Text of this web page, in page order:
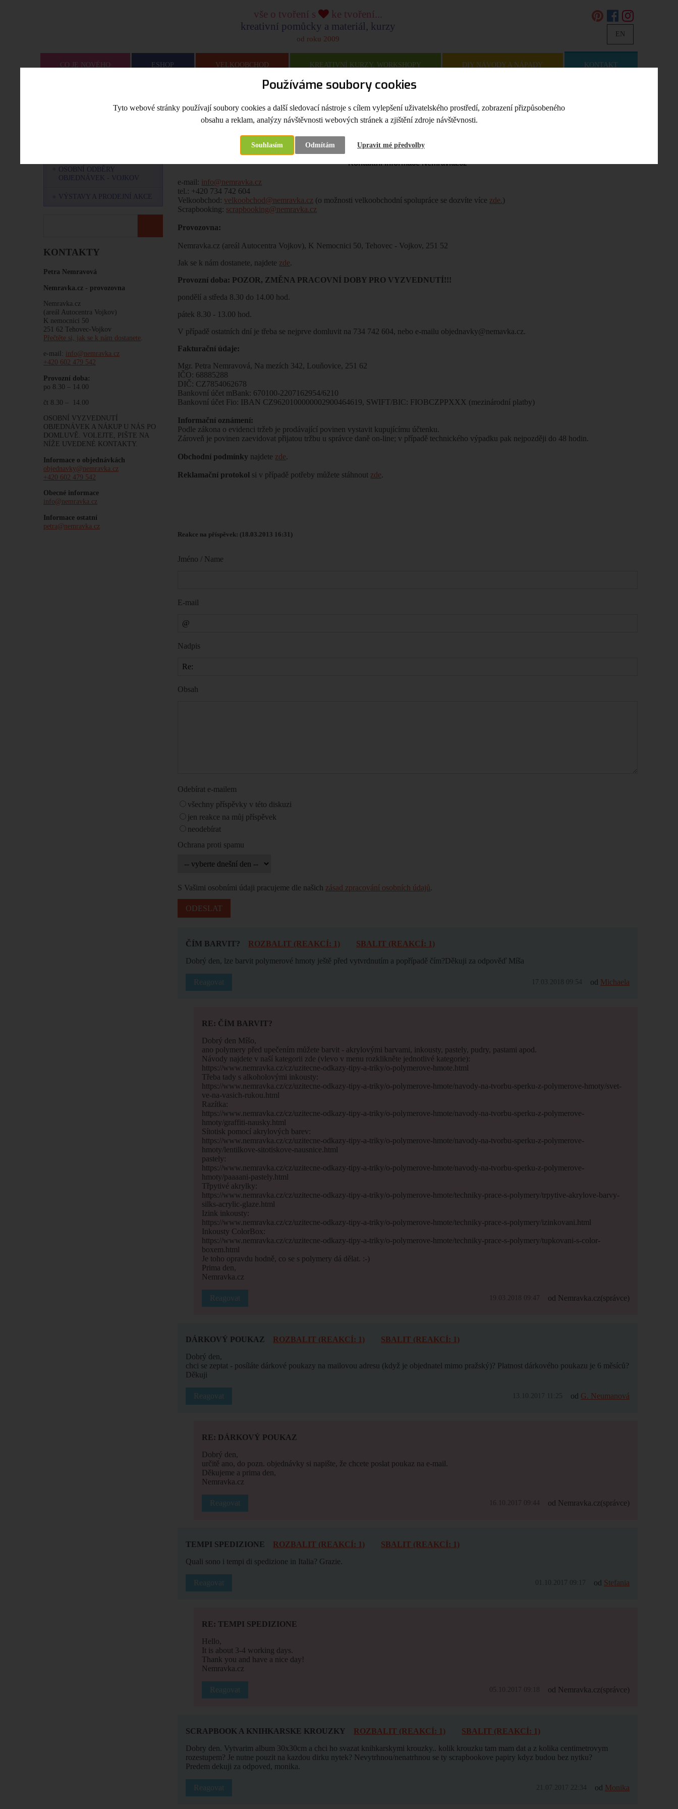
Používáme soubory cookies
Tyto webové stránky používají soubory cookies a další sledovací nástroje s cílem vylepšení uživatelského prostředí, zobrazení přizpůsobeného
obsahu a reklam, analýzy návštěvnosti webových stránek a zjištění zdroje návštěvnosti.
Souhlasím Odmítám Upravit mé předvolby
vše o tvoření s
ke tvoření...
kreativní pomůcky a materiál, kurzy
od roku 2009
EN
CO JE NOVÉHO ESHOP VELKOOBCHOD KREATIVNÍ KURZY, WORKSHOPY DIY NÁVODY A NÁPADY KONTAKT
OSOBNÍ ODBĚRY
OBJEDNÁVEK - VOJKOV
VÝSTAVY A PRODEJNÍ AKCE
KONTAKTY
Petra Nemravová
Nemravka.cz - provozovna
Nemravka.cz
(areál Autocentra Vojkov)
K nemocnici 50
251 62 Tehovec-Vojkov
Přečtěte si, jak se k nám dostanete.
e-mail: info@nemravka.cz
+420 602 479 542
Provozní doba:
po 8.30 – 14.00
čt 8.30 – 14.00
OSOBNÍ VYZVEDNUTÍ
OBJEDNÁVEK A NÁKUP U NÁS PO
DOMLUVĚ. VOLEJTE, PIŠTE NA
NÍŽE UVEDENÉ KONTAKTY.
Informace o objednávkách
objednavky@nemravka.cz
+420 602 479 542
Obecné informace
info@nemravka.cz
Informace ostatní
petra@nemravka.cz
Kontaktní informace Nemravka.cz
e-mail: info@nemravka.cz
tel.: +420 734 742 604
Velkoobchod: velkoobchod@nemravka.cz (o možnosti velkoobchodní spolupráce se dozvíte více zde.)
Scrapbooking: scrapbooking@nemravka.cz
Provozovna:
Nemravka.cz (areál Autocentra Vojkov), K Nemocnici 50, Tehovec - Vojkov, 251 52
Jak se k nám dostanete, najdete zde.
Provozní doba: POZOR, ZMĚNA PRACOVNÍ DOBY PRO VYZVEDNUTÍ!!!
pondělí a středa 8.30 do 14.00 hod.
pátek 8.30 - 13.00 hod.
V případě ostatních dní je třeba se nejprve domluvit na 734 742 604, nebo e-mailu objednavky@nemavka.cz.
Fakturační údaje:
Mgr. Petra Nemravová, Na mezích 342, Louňovice, 251 62
IČO: 68885288
DIČ: CZ7854062678
Bankovní účet mBank: 670100-2207162954/6210
Bankovní účet Fio: IBAN CZ9620100000002900464619, SWIFT/BIC: FIOBCZPPXXX (mezinárodní platby)
Informační oznámení:
Podle zákona o evidenci tržeb je prodávající povinen vystavit kupujícímu účtenku.
Zároveň je povinen zaevidovat přijatou tržbu u správce daně on-line; v případě technického výpadku pak nejpozději do 48 hodin.
Obchodní podmínky najdete zde.
Reklamační protokol si v případě potřeby můžete stáhnout zde.
Reakce na příspěvek: (18.03.2013 16:31)
Jméno / Name
E-mail
Nadpis
Obsah
Odebírat e-mailem
všechny příspěvky v této diskuzi
jen reakce na můj příspěvek
neodebírat
Ochrana proti spamu
S Vašimi osobními údaji pracujeme dle našich zásad zpracování osobních údajů.
ČÍM BARVIT? ROZBALIT (REAKCÍ: 1)
SBALIT (REAKCÍ: 1)
Dobrý den, lze barvit polymerové hmoty ještě před vytvrdnutím a popřípadě čím?Děkuji za odpověď Míša
Reagovat 17.03.2018 09:54 od Michaela
RE: ČÍM BARVIT?
Dobrý den Míšo,
ano polymery před upečením můžete barvit - akrylovými barvami, inkousty, pastely, pudry, pastami apod.
Návody najdete v naší kategorii zde (vlevo v menu rozklikněte jednotlivé kategorie):
https://www.nemravka.cz/cz/uzitecne-odkazy-tipy-a-triky/o-polymerove-hmote.html
Třeba tady s alkoholovými inkousty:
https://www.nemravka.cz/cz/uzitecne-odkazy-tipy-a-triky/o-polymerove-hmote/navody-na-tvorbu-sperku-z-polymerove-hmoty/svet-
ve-na-vasich-rukou.html
Razítka:
https://www.nemravka.cz/cz/uzitecne-odkazy-tipy-a-triky/o-polymerove-hmote/navody-na-tvorbu-sperku-z-polymerove-
hmoty/graffiti-nausky.html
Sítotisk pomocí akrylových barev:
https://www.nemravka.cz/cz/uzitecne-odkazy-tipy-a-triky/o-polymerove-hmote/navody-na-tvorbu-sperku-z-polymerove-
hmoty/lentilkove-sitotiskove-nausnice.html
pastely:
https://www.nemravka.cz/cz/uzitecne-odkazy-tipy-a-triky/o-polymerove-hmote/navody-na-tvorbu-sperku-z-polymerove-
hmoty/paaaani-pastely.html
Třpytivé akrylky:
https://www.nemravka.cz/cz/uzitecne-odkazy-tipy-a-triky/o-polymerove-hmote/techniky-prace-s-polymery/trpytive-akrylove-barvy-
silks-acrylic-glaze.html
Izink inkousty:
https://www.nemravka.cz/cz/uzitecne-odkazy-tipy-a-triky/o-polymerove-hmote/techniky-prace-s-polymery/izinkovani.html
Inkousty ColorBox:
https://www.nemravka.cz/cz/uzitecne-odkazy-tipy-a-triky/o-polymerove-hmote/techniky-prace-s-polymery/tupkovani-s-color-
boxem.html
Je toho opravdu hodně, co se s polymery dá dělat. :-)
Prima den,
Nemravka.cz
Reagovat 19.03.2018 09:47 od Nemravka.cz(správce)
DÁRKOVÝ POUKAZ ROZBALIT (REAKCÍ: 1)
SBALIT (REAKCÍ: 1)
Dobrý den,
chci se zeptat - posíláte dárkové poukazy na mailovou adresu (když je objednatel mimo pražský)? Platnost dárkového poukazu je 6 měsíců?
Děkuji
Reagovat 13.10.2017 11:25 od G. Neumanová
RE: DÁRKOVÝ POUKAZ
Dobrý den,
určitě ano, do pozn. objednávky si napište, že chcete poslat poukaz na e-mail.
Děkujeme a prima den,
Nemravka.cz
Reagovat 16.10.2017 09:44 od Nemravka.cz(správce)
TEMPI SPEDIZIONE ROZBALIT (REAKCÍ: 1)
SBALIT (REAKCÍ: 1)
Quali sono i tempi di spedizione in Italia? Grazie.
Reagovat 01.10.2017 09:17 od Stefania
RE: TEMPI SPEDIZIONE
Hello,
It is about 3-4 working days.
Thank you and have a nice day!
Nemravka.cz
Reagovat 05.10.2017 09:18 od Nemravka.cz(správce)
SCRAPBOOK A KNIHKARSKE KROUZKY ROZBALIT (REAKCÍ: 1)
SBALIT (REAKCÍ: 1)
Dobry den. Vytvarim album 30x30cm a chci ho svazat knihkarskymi krouzky.. kolik krouzku tam mam dat a z kolika centimetrovym
rozestupem? Je nutne pouzit na kazdou dirku nytek? Nevytrhnou/nenatrhnou se ty scrapbookove papiry kdyz budou bez nytku?
Predem dekuji za odpoved, monika.
Reagovat 21.07.2017 22:34 od Monika